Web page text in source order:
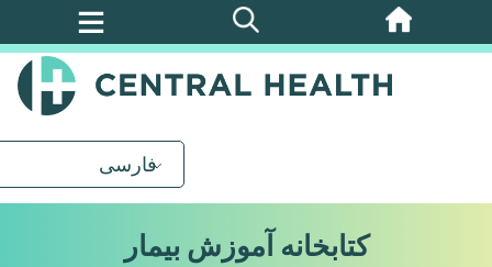
پرش
فارسی
کتابخانه آموزش بیمار